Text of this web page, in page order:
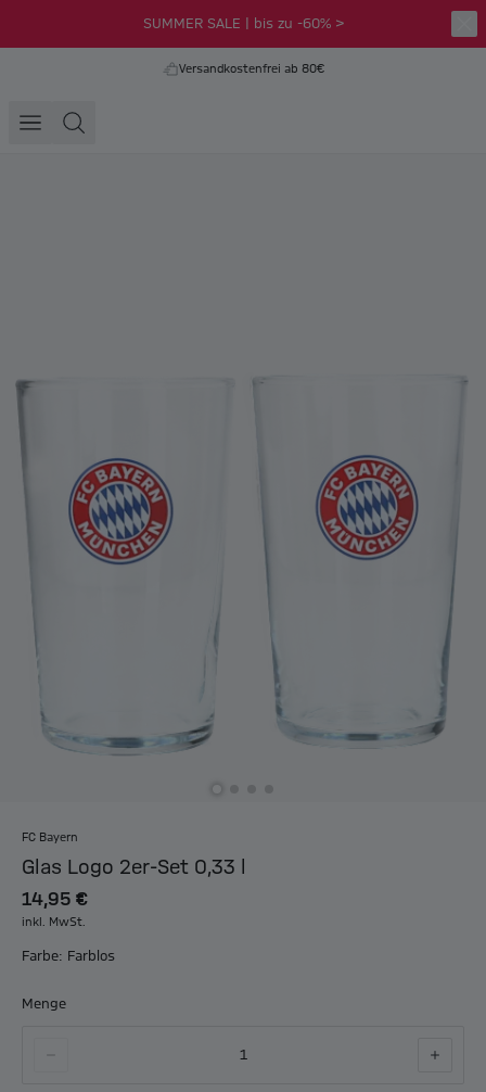
SUMMER SALE | bis zu -60% >
Versandkostenfrei ab 80€
FC Bayern
Glas Logo 2er-Set 0,33 l
14,95 €
inkl. MwSt.
Farbe: Farblos
Menge
1